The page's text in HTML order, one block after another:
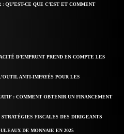
QU’EST-CE QUE C’EST ET COMMENT
D’EMPRUNT PREND EN COMPTE LES
ANTI-IMPAYÉS POUR LES
: COMMENT OBTENIR UN FINANCEMENT
FISCALES DES DIRIGEANTS
DE MONNAIE EN 2025